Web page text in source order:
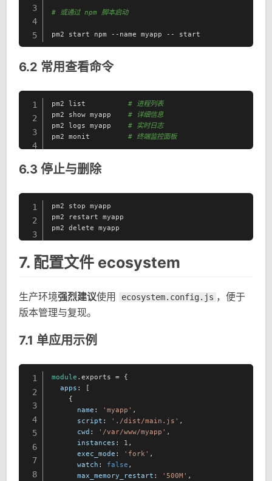
3
4
5
# 或通过 npm 脚本启动
pm2 start npm --name myapp -- start
6.2 常用查看命令
1
2
3
4
pm2 list # 进程列表
pm2 show myapp # 详细信息
pm2 logs myapp # 实时日志
pm2 monit # 终端监控面板
6.3 停止与删除
1
2
3
pm2 stop myapp
pm2 restart myapp
pm2 delete myapp
7. 配置文件 ecosystem
生产环境强烈建议使用 ecosystem.config.js ，便于
版本管理与复现。
7.1 单应用示例
1
2
3
4
5
6
7
8
module .exports = {
apps : [
    {
name : 'myapp' ,
script : './dist/main.js' ,
cwd : '/var/www/myapp' ,
instances : 1 ,
exec_mode : 'fork' ,
watch : false ,
max_memory_restart : '500M' ,